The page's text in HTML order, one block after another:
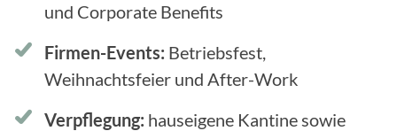
und Corporate Benefits
Firmen-Events: Betriebsfest,
Weihnachtsfeier und After-Work
Verpflegung: hauseigene Kantine sowie